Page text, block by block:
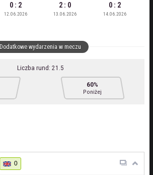
0 : 2
12.06.2026
2 : 0
13.06.2026
0 : 2
14.06.2026
Dodatkowe wydarzenia w meczu
Liczba rund: 21.5
60%
Poniżej
0